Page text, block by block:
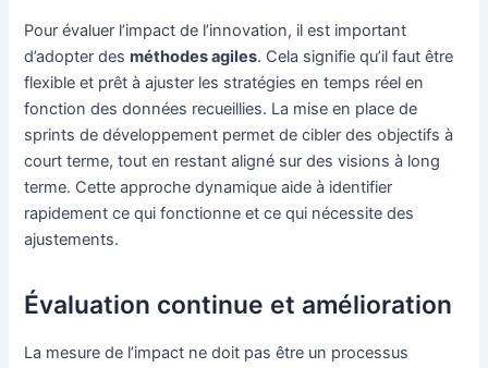
Pour évaluer l’impact de l’innovation, il est important
d’adopter desméthodes agiles. Cela signifie qu’il faut être
flexible et prêt à ajuster les stratégies en temps réel en
fonction des données recueillies. La mise en place de
sprints de développement permet de cibler des objectifs à
court terme, tout en restant aligné sur des visions à long
terme. Cette approche dynamique aide à identifier
rapidement ce qui fonctionne et ce qui nécessite des
ajustements.
Évaluation continue et amélioration
La mesure de l’impact ne doit pas être un processus